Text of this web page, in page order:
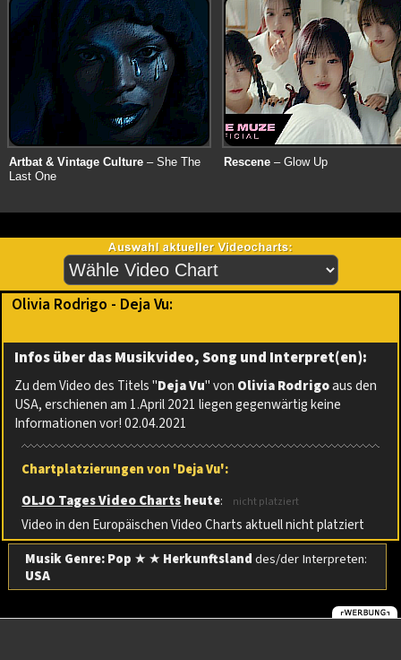
Artbat & Vintage Culture – She The
Last One
Rescene – Glow Up
Olivia Rodrigo - Deja Vu:
Infos über das Musikvideo, Song und Interpret(en):
Zu dem Video des Titels "Deja Vu" von Olivia Rodrigoaus den
USA, erschienen am 1.April 2021 liegen gegenwärtig keine
Informationen vor! 02.04.2021
Chartplatzierungen von 'Deja Vu':
OLJO Tages Video Chartsheute: nicht platziert
Video in den Europäischen Video Charts aktuell nicht platziert
Musik Genre: Pop ★ ★ Herkunftslanddes/der Interpreten:
USA